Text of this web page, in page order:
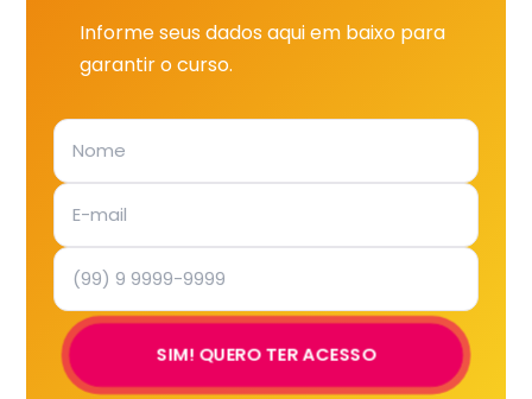
Informe seus dados aqui em baixo para
garantir o curso.
SIM! QUERO TER ACESSO